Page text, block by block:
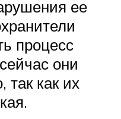
ее
процесс
они
так как их